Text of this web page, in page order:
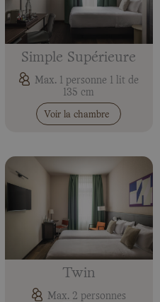
Simple Supérieure
Max. 1 personne 1 lit de
135 cm
Voir la chambre
Twin
Max. 2 personnes